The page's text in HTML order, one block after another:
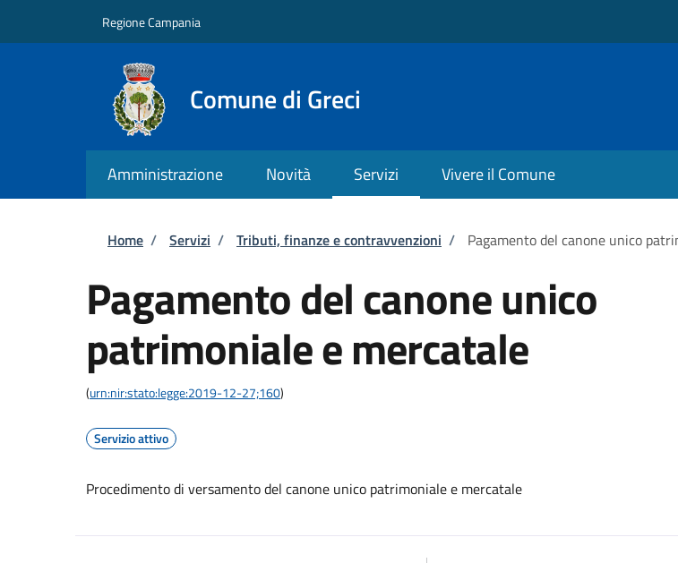
Regione Campania
Comune di Greci
Amministrazione Novità Servizi Vivere il Comune
Briciole di pane
Home / Servizi / Tributi, finanze e contravvenzioni / Pagamento del canone unico
Pagamento del canone unico
patrimoniale e mercatale
(urn:nir:stato:legge:2019-12-27;160)
Servizio attivo
Procedimento di versamento del canone unico patrimoniale e mercatale